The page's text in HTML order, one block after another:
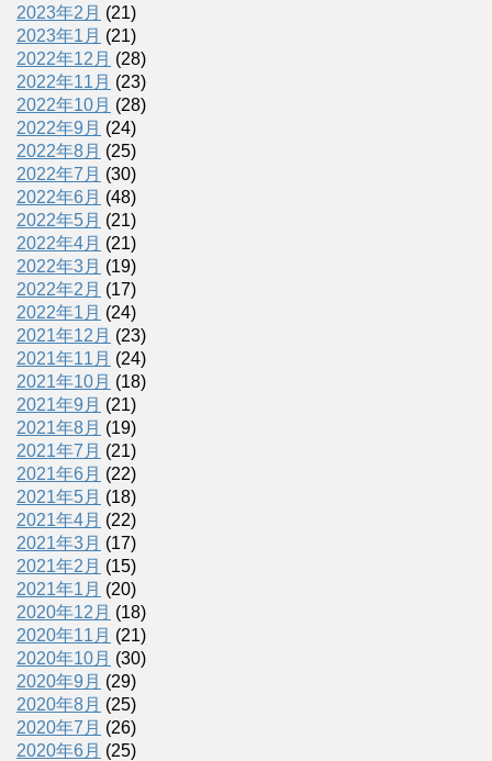
2023年2月 (21)
2023年1月 (21)
2022年12月 (28)
2022年11月 (23)
2022年10月 (28)
2022年9月 (24)
2022年8月 (25)
2022年7月 (30)
2022年6月 (48)
2022年5月 (21)
2022年4月 (21)
2022年3月 (19)
2022年2月 (17)
2022年1月 (24)
2021年12月 (23)
2021年11月 (24)
2021年10月 (18)
2021年9月 (21)
2021年8月 (19)
2021年7月 (21)
2021年6月 (22)
2021年5月 (18)
2021年4月 (22)
2021年3月 (17)
2021年2月 (15)
2021年1月 (20)
2020年12月 (18)
2020年11月 (21)
2020年10月 (30)
2020年9月 (29)
2020年8月 (25)
2020年7月 (26)
2020年6月 (25)